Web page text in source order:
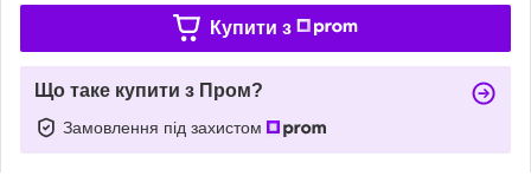
Купити з
Що таке купити з Пром?
Замовлення під захистом